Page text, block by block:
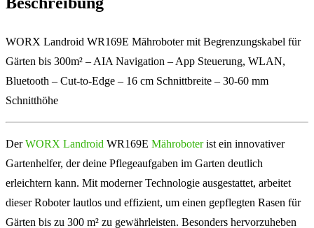
WORX Landroid WR169E Mähroboter mit Begrenzungskabel für
Gärten bis 300m² – AIA Navigation – App Steuerung, WLAN,
Bluetooth – Cut-to-Edge – 16 cm Schnittbreite – 30-60 mm
Schnitthöhe
DerWORX Landroid WR169E Mähroboterist ein innovativer
Gartenhelfer, der deine Pflegeaufgaben im Garten deutlich
erleichtern kann. Mit moderner Technologie ausgestattet, arbeitet
dieser Roboter lautlos und effizient, um einen gepflegten Rasen für
Gärten bis zu 300 m² zu gewährleisten. Besonders hervorzuheben